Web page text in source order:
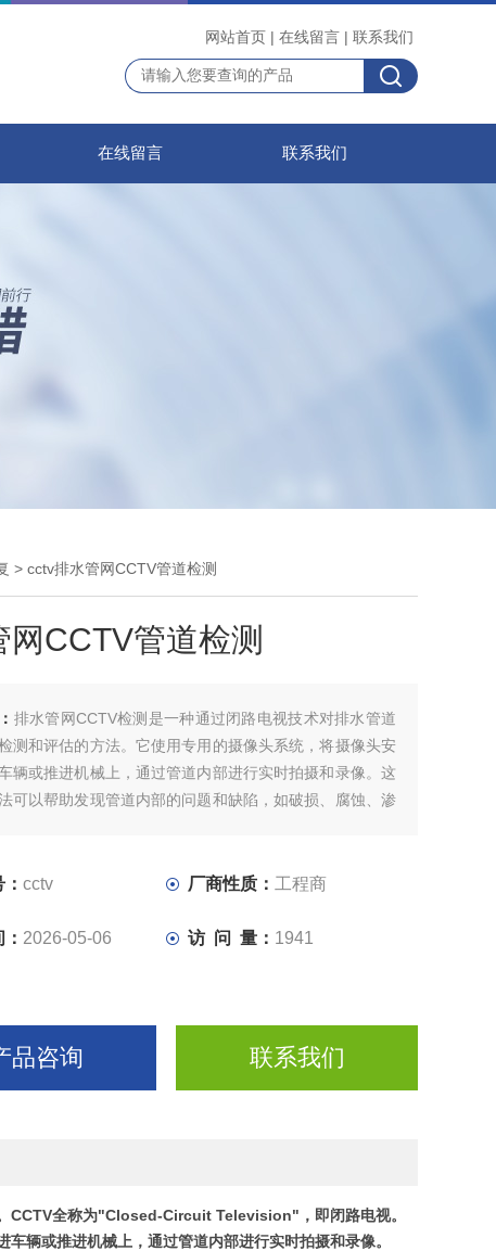
网站首页 | 在线留言 | 联系我们
在线留言 联系我们
> cctv排水管网CCTV管道检测
网CCTV管道检测
排水管网CCTV检测是一种通过闭路电视技术对排水管道
测和评估的方法。它使用专用的摄像头系统，将摄像头安
辆或推进机械上，通过管道内部进行实时拍摄和录像。这
可以帮助发现管道内部的问题和缺陷，如破损、腐蚀、渗
检测的主要步骤包括：
清理管道，确保管道内没有大块物质和堵塞物。准备
：cctv 厂商性质： 工程商
2026-05-06 访 问 量： 1941
品咨询 联系我们
CCTV全称为"Closed-Circuit Television"，即闭路电视。
辆或推进机械上，通过管道内部进行实时拍摄和录像。